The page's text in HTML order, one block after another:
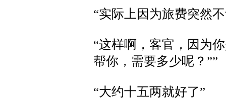
“实际上因为旅费突然
“这样啊，客官，因为
帮你，需要多少呢？””
“大约十五两就好了”